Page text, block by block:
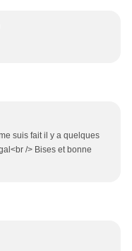
suis fait il y a quelques
/> Bises et bonne